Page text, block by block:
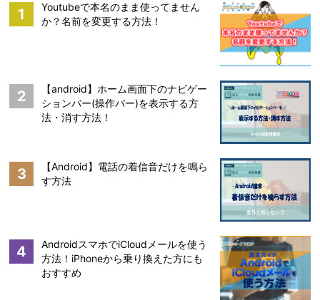
1
Youtubeで本名のまま使ってません
か？名前を変更する方法！
2
【android】ホーム画面下のナビゲー
ションバー(操作バー)を表示する方
法・消す方法！
3
【Android】電話の着信音だけを鳴ら
す方法
4
AndroidスマホでiCloudメールを使う
方法！iPhoneから乗り換えた方にも
おすすめ